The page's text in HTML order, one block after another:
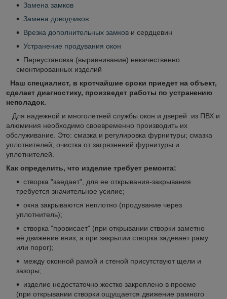
Замена замков
Замена доводчиков
Врезка дополнительных замков и сердцевин
Устранение продувания окон
Переустановка (выравнивание) некачественно
смонтированных изделий
Наш специалист, в кротчайшие сроки приедет на объект,
сделает диагностику, произведет работы по устранению
неполадок.
Для надежной и многолетней службы окон и дверей из ПВХ и
алюминия необходимо своевременно производить их
обслуживание. Это: смазка и регулировка фурнитуры; смазка
уплотнителей; очистка от загрязнений фурнитуры и
уплотнителей.
Как определить, что изделие требует ремонта:
створка "заедает", для ее открывания-закрывания
требуется значительное усилие;
окна закрываются неплотно (продувание через
уплотнитель);
створка "провисает" (при открывании створки заметно
её движение вниз, а при закрытии створка задевает раму
или порог);
между оконной рамой и стеной присутствуют щели и
зазоры;
изделие недостаточно жестко закреплено в проеме
(при открывании створки ощущается движение рамного